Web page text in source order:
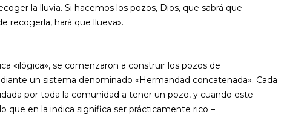
la lluvia. Si hacemos los pozos, Dios, que sabrá que
recogerla, hará que llueva».
«ilógica», se comenzaron a construir los pozos de
un sistema denominado «Hermandad concatenada». Cada
por toda la comunidad a tener un pozo, y cuando este
que en la indica significa ser prácticamente rico –